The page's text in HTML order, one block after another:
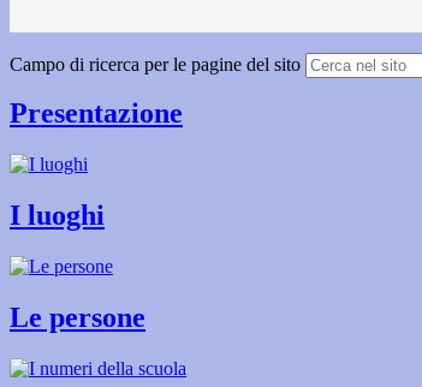
Campo di ricerca per le pagine del sito
Presentazione
I luoghi
Le persone